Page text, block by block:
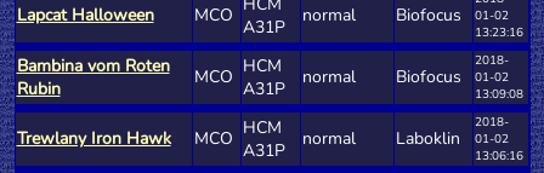
Lapcat Halloween MCO
A31P
normal Biofocus
01-02
13:23:16
Bambina vom Roten
Rubin
MCO HCM
A31P
normal Biofocus
2018-
01-02
13:09:08
Trewlany Iron Hawk MCO HCM
A31P
normal Laboklin
2018-
01-02
13:06:16